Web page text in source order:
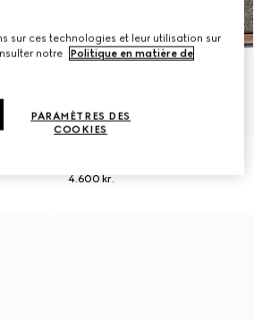
4.600 kr.
sur ces technologies et leur utilisation sur
notre
Politique en matière de
PARAMÈTRES DES
COOKIES